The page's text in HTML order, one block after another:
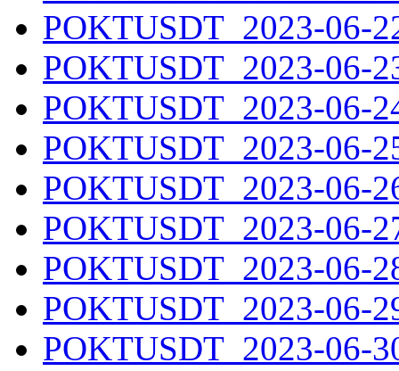
POKTUSDT_2023-06-
POKTUSDT_2023-06-
POKTUSDT_2023-06-
POKTUSDT_2023-06-
POKTUSDT_2023-06-
POKTUSDT_2023-06-
POKTUSDT_2023-06-
POKTUSDT_2023-06-
POKTUSDT_2023-06-